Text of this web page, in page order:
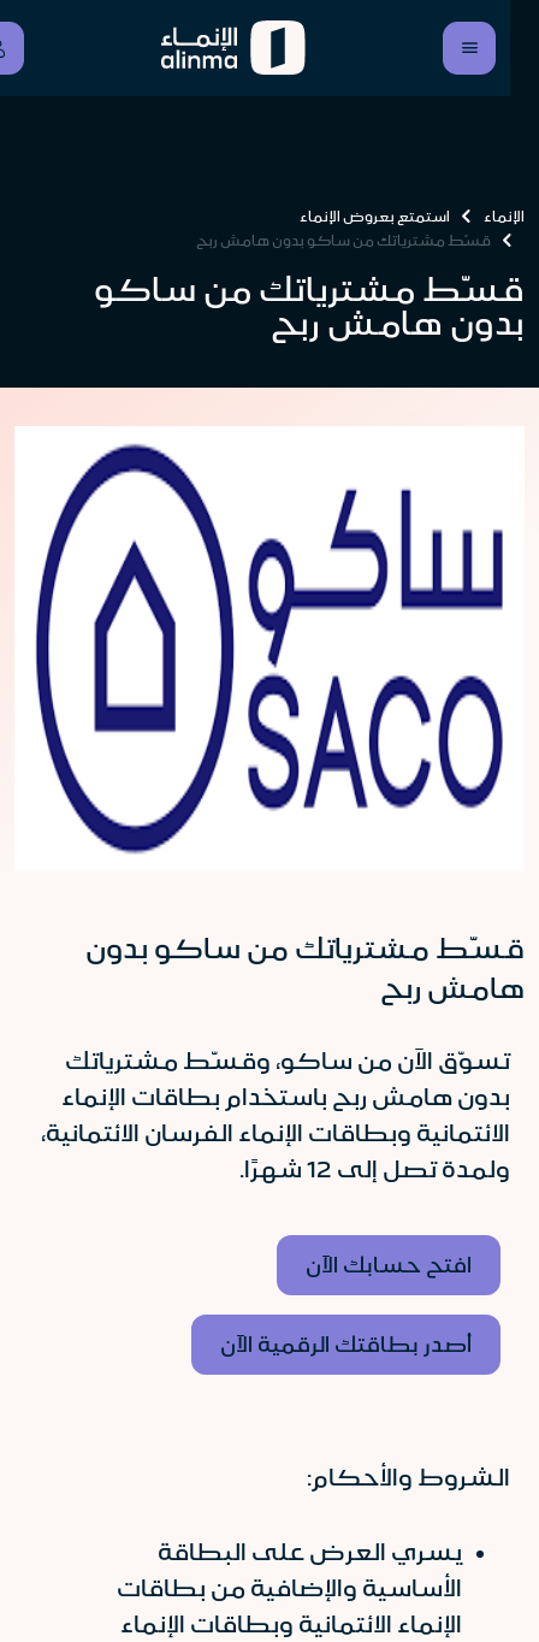
الإنماء
استمتع بعروض الإنماء
قسّط مشترياتك من ساكو بدون هامش ربح
قسّط مشترياتك من ساكو
بدون هامش ربح
قسّط مشترياتك من ساكو بدون
هامش ربح
تسوّق الآن من ساكو، وقسّط مشترياتك
بدون هامش ربح باستخدام بطاقات الإنماء
الائتمانية وبطاقات الإنماء الفرسان الائتمانية،
ولمدة تصل إلى 12 شهرًا.
افتح حسابك الآن
أصدر بطاقتك الرقمية الآن
الشروط والأحكام:
يسري العرض على البطاقة
الأساسية والإضافية من بطاقات
الإنماء الائتمانية وبطاقات الإنماء